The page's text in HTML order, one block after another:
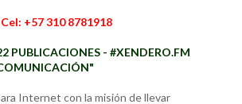
+57 310 8781918
PUBLICACIONES - #XENDERO.FM
Internet con la misión de llevar